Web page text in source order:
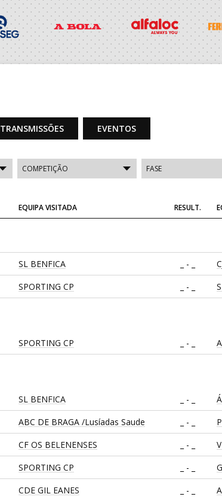
TRANSMISSÕES EVENTOS
EQUIPA VISITADA RESULT.
SL BENFICA _ - _
SPORTING CP _ - _
SPORTING CP _ - _
SL BENFICA _ - _
ABC DE BRAGA /Lusíadas Saude _ - _
CF OS BELENENSES _ - _
SPORTING CP _ - _
CDE GIL EANES _ - _